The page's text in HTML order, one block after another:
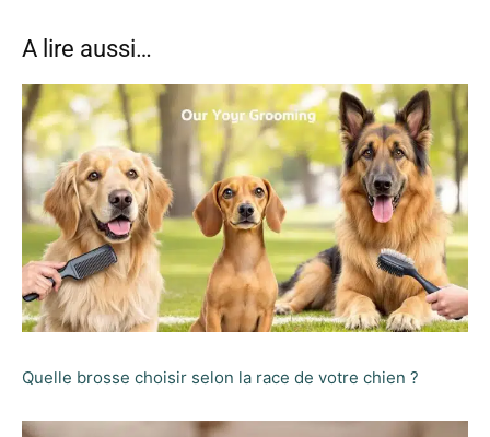
A lire aussi…
Quelle brosse choisir selon la race de votre chien ?